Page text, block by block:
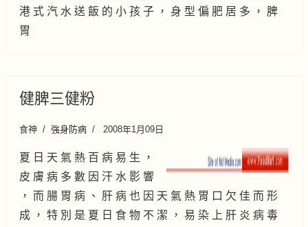
港 式 汽 水 送 飯 的 小 孩 子 ， 身 型 偏 肥 居 多 ， 脾
胃
健脾三健粉
食神 強身防病 2008年1月09日
夏 日 天 氣 熱 百 病 易 生 ，
皮 膚 病 多 數 因 汗 水 影 響
， 而 腸 胃 病 、 肝 病 也 因 天 氣 熱 胃 口 欠 佳 而 形
成 ， 特 別 是 夏 日 食 物 不 潔 ， 易 染 上 肝 炎 病 毒